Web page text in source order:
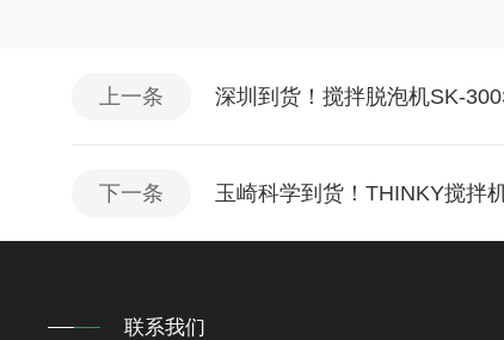
上一条 深圳到货！搅拌脱泡机SK-
下一条 玉崎科学到货！THINKY搅拌
联系我们